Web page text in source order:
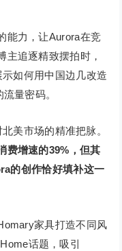
能力，让Aurora在竞
主追逐精致摆拍时，
如何用中国边几改造
量密码。
美市场的精准把脉。
费增速的39%，但其
的创作恰好填补这一
家具打造不同风
话题，吸引